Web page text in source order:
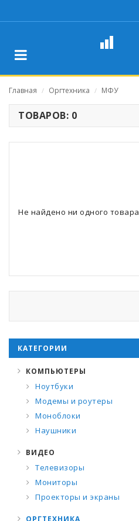
Главная / Оргтехника / МФУ
ТОВАРОВ: 0
Не найдено ни одного товара
КАТЕГОРИИ
КОМПЬЮТЕРЫ
Ноутбуки
Модемы и роутеры
Моноблоки
Наушники
ВИДЕО
Телевизоры
Мониторы
Проекторы и экраны
ОРГТЕХНИКА